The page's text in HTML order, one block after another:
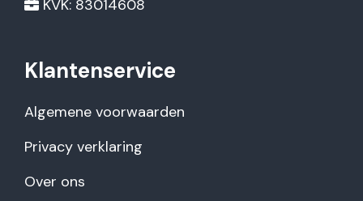
KVK: 83014608
Klantenservice
Algemene voorwaarden
Privacy verklaring
Over ons